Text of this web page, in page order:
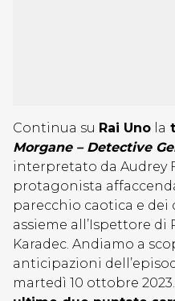
Continua su Rai Uno la
Morgane – Detective
interpretato da Audrey
protagonista
parecchio caotica e dei
assieme all’Ispettore di
Karadec. Andiamo a
anticipazioni
martedì 10 ottobre